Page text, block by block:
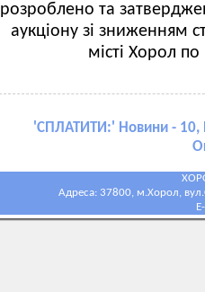
розроблено та
аукціону зі зниженням
місті Хорол
'СПЛАТИТИ:' Новини - 10,
Адреса: 37800, м.Хорол,